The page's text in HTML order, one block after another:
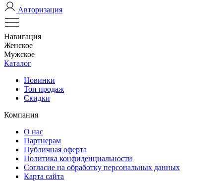
Авторизация
Навигация
Женское
Мужское
Каталог
Новинки
Топ продаж
Скидки
Компания
О нас
Партнерам
Публичная оферта
Политика конфиденциальности
Согласие на обработку персональных данных
Карта сайта